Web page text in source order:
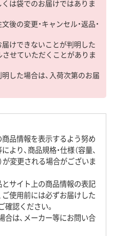
くは袋でのお届けではありま
後の変更・キャンセル・返品・
届けできないことが判明した
させていただくことがありま
した場合は、入荷次第のお届
品情報を表示するよう努め
り、商品規格・仕様（容量、
が変更される場合がございま
とサイト上の商品情報の表記
使用前には必ずお届けした
認ください。
合は、メーカー等にお問い合